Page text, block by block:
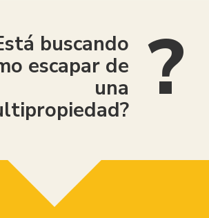
buscando
escapar de
una